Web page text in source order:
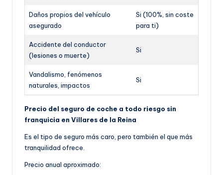
Daños propios del vehículo
asegurado
Si (100%, sin coste
para ti)
Accidente del conductor
(lesiones o muerte)
Si
Vandalismo, fenómenos
naturales, impactos
Si
Precio del seguro de coche a todo riesgo sin
franquicia en Villares de la Reina
Es el tipo de seguro más caro, pero también el que más
tranquilidad ofrece.
Precio anual aproximado: